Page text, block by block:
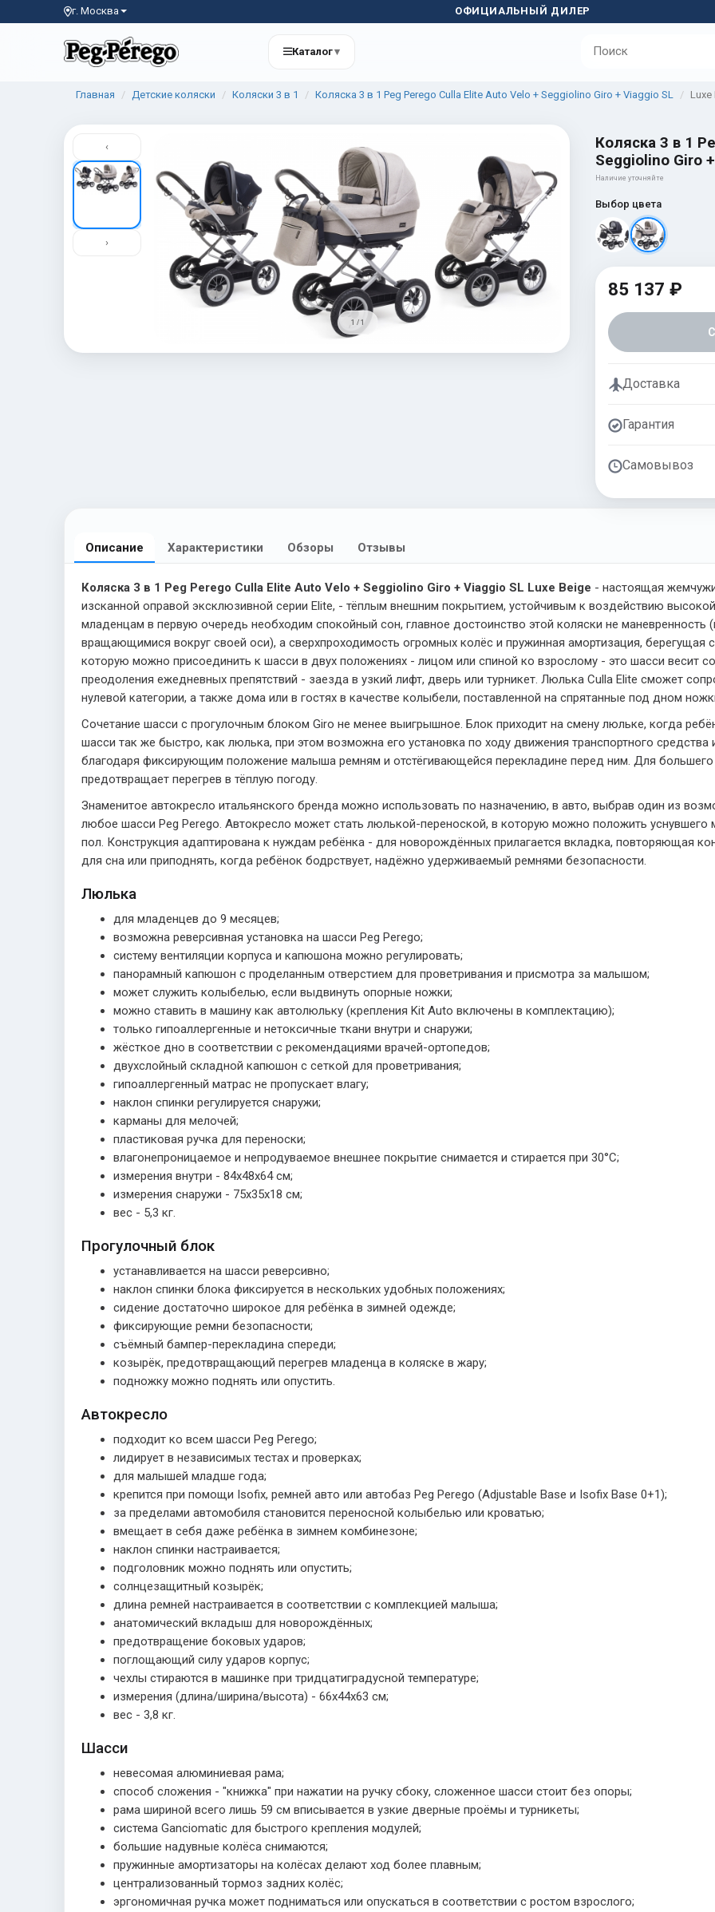
г. Москва ОФИЦИАЛЬНЫЙ ДИЛЕР
Каталог▾
Главная Детские коляски Коляски 3 в 1 Коляска 3 в 1 Peg Perego Culla Elite Auto Velo + Seggiolino Giro + Viaggio SL Luxe
‹
›
1 / 1
Коляска 3 в 1
Seggiolino Giro
Наличие уточняйте
Выбор цвета
85 137 ₽
Доставка
Гарантия
Самовывоз
Описание Характеристики Обзоры Отзывы
Коляска 3 в 1 Peg Perego Culla Elite Auto Velo + Seggiolino Giro + Viaggio SL Luxe Beige - настоящая
изсканной оправой эксклюзивной серии Elite, - тёплым внешним покрытием, устойчивым к воздействию
младенцам в первую очередь необходим спокойный сон, главное достоинство этой коляски не маневренность
вращающимися вокруг своей оси), а сверхпроходимость огромных колёс и пружинная амортизация, берегущая
которую можно присоединить к шасси в двух положениях - лицом или спиной ко взрослому - это шасси весит
преодоления ежедневных препятствий - заезда в узкий лифт, дверь или турникет. Люлька Culla Elite сможет
нулевой категории, а также дома или в гостях в качестве колыбели, поставленной на спрятанные под дном
Сочетание шасси с прогулочным блоком Giro не менее выигрышное. Блок приходит на смену люльке, когда
шасси так же быстро, как люлька, при этом возможна его установка по ходу движения транспортного
благодаря фиксирующим положение малыша ремням и отстёгивающейся перекладине перед ним. Для
предотвращает перегрев в тёплую погоду.
Знаменитое автокресло итальянского бренда можно использовать по назначению, в авто, выбрав один из
любое шасси Peg Perego. Автокресло может стать люлькой-переноской, в которую можно положить уснувшего
пол. Конструкция адаптирована к нуждам ребёнка - для новорождённых прилагается вкладка, повторяющая
для сна или приподнять, когда ребёнок бодрствует, надёжно удерживаемый ремнями безопасности.
Люлька
для младенцев до 9 месяцев;
возможна реверсивная установка на шасси Peg Perego;
систему вентиляции корпуса и капюшона можно регулировать;
панорамный капюшон с проделанным отверстием для проветривания и присмотра за малышом;
может служить колыбелью, если выдвинуть опорные ножки;
можно ставить в машину как автолюльку (крепления Kit Auto включены в комплектацию);
только гипоаллергенные и нетоксичные ткани внутри и снаружи;
жёсткое дно в соответствии с рекомендациями врачей-ортопедов;
двухслойный складной капюшон с сеткой для проветривания;
гипоаллергенный матрас не пропускает влагу;
наклон спинки регулируется снаружи;
карманы для мелочей;
пластиковая ручка для переноски;
влагонепроницаемое и непродуваемое внешнее покрытие снимается и стирается при 30°C;
измерения внутри - 84х48х64 см;
измерения снаружи - 75х35х18 см;
вес - 5,3 кг.
Прогулочный блок
устанавливается на шасси реверсивно;
наклон спинки блока фиксируется в нескольких удобных положениях;
сидение достаточно широкое для ребёнка в зимней одежде;
фиксирующие ремни безопасности;
съёмный бампер-перекладина спереди;
козырёк, предотвращающий перегрев младенца в коляске в жару;
подножку можно поднять или опустить.
Автокресло
подходит ко всем шасси Peg Perego;
лидирует в независимых тестах и проверках;
для малышей младше года;
крепится при помощи Isofix, ремней авто или автобаз Peg Perego (Adjustable Base и Isofix Base 0+1);
за пределами автомобиля становится переносной колыбелью или кроватью;
вмещает в себя даже ребёнка в зимнем комбинезоне;
наклон спинки настраивается;
подголовник можно поднять или опустить;
солнцезащитный козырёк;
длина ремней настраивается в соответствии с комплекцией малыша;
анатомический вкладыш для новорождённых;
предотвращение боковых ударов;
поглощающий силу ударов корпус;
чехлы стираются в машинке при тридцатиградусной температуре;
измерения (длина/ширина/высота) - 66х44х63 см;
вес - 3,8 кг.
Шасси
невесомая алюминиевая рама;
способ сложения - "книжка" при нажатии на ручку сбоку, сложенное шасси стоит без опоры;
рама шириной всего лишь 59 см вписывается в узкие дверные проёмы и турникеты;
система Ganciomatic для быстрого крепления модулей;
большие надувные колёса снимаются;
пружинные амортизаторы на колёсах делают ход более плавным;
централизованный тормоз задних колёс;
эргономичная ручка может подниматься или опускаться в соответствии с ростом взрослого;